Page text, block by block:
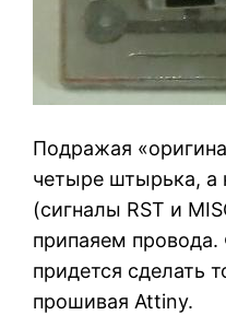
Подражая
четыре штырька, а
(сигналы RST и
припаяем провода.
придется сделать
прошивая Attiny.